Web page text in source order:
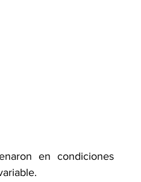
en condiciones